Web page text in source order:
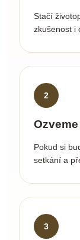
Stačí
zkušenost i
Pokud si
setkání a